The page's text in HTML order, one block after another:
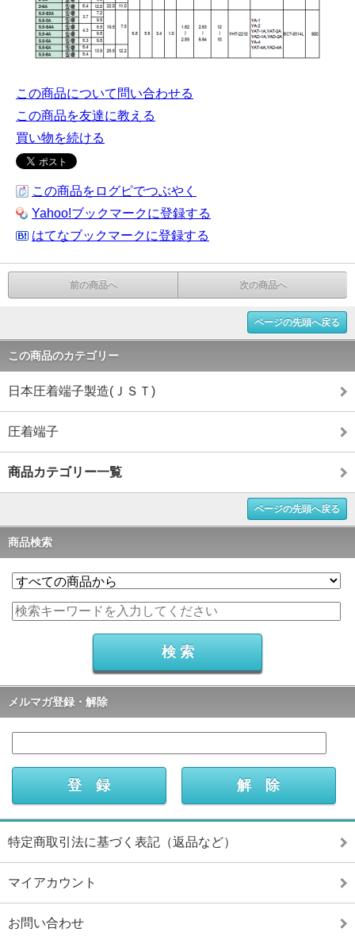
この商品について問い合わせる
この商品を友達に教える
買い物を続ける
この商品をログピでつぶやく
Yahoo!ブックマークに登録する
はてなブックマークに登録する
前の商品へ 次の商品へ
ページの先頭へ戻る
この商品のカテゴリー
日本圧着端子製造(ＪＳＴ)
圧着端子
商品カテゴリー一覧
ページの先頭へ戻る
商品検索
メルマガ登録・解除
特定商取引法に基づく表記（返品など）
マイアカウント
お問い合わせ